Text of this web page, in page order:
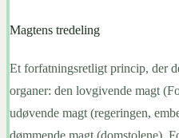
Magtens tredeling
Et forfatningsretligt princip, der
organer: den lovgivende magt
udøvende magt (regeringen,